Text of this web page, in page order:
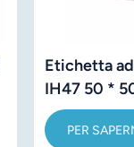
Etichetta
IH47 50 *
RFID 860-
UCODE 9
PER